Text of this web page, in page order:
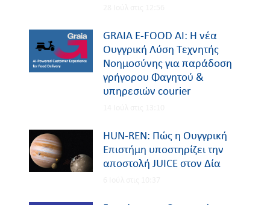
GRAIA E-FOOD AI: Η νέα
Ουγγρική Λύση Τεχνητής
Νοημοσύνης για παράδοση
γρήγορου Φαγητού &
υπηρεσιών courier
HUN-REN: Πώς η Ουγγρική
Επιστήμη υποστηρίζει την
αποστολή JUICE στον Δία